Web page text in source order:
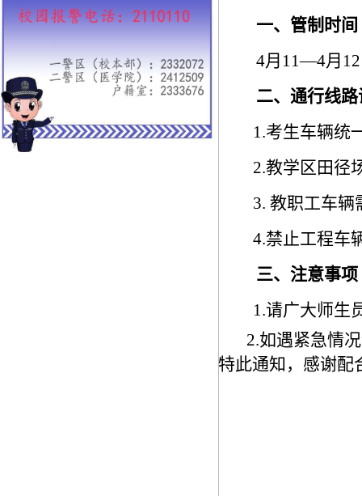
一、管制时间
4月 11—4月 12
二、通行线
1.考生车辆统
2.教学区田径
3. 教职工车辆
4.禁止工程车
三、注意事项
1.请广大师生
2.如遇紧急情
特此通知，感谢配